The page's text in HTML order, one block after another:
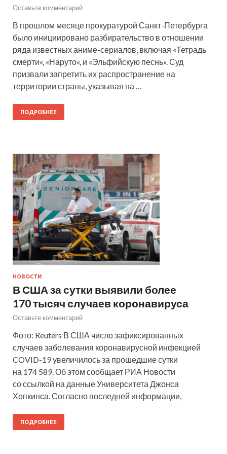
Оставьте комментарий
В прошлом месяце прокуратурой Санкт-Петербурга
было инициировано разбирательство в отношении
ряда известных аниме-сериалов, включая «Тетрадь
смерти«, «Наруто«, и «Эльфийскую песнь«. Суд
призвали запретить их распространение на
территории страны, указывая на …
ПОДРОБНЕЕ
НОВОСТИ
В США за сутки выявили более
170 тысяч случаев коронавируса
Оставьте комментарий
Фото: Reuters В США число зафиксированных
случаев заболевания коронавирусной инфекцией
COVID-19 увеличилось за прошедшие сутки
на 174 589. Об этом сообщает РИА Новости
со ссылкой на данные Университета Джонса
Хопкинса. Согласно последней информации,
ПОДРОБНЕЕ